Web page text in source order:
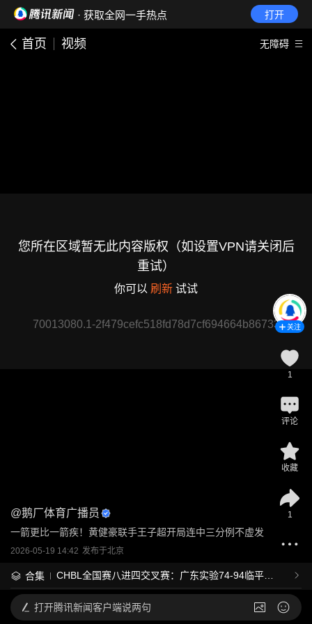
· 获取全网一手热点 打开
首页 视频 无障碍
您所在区域暂无此内容版权（如设置VPN请关闭后
重试）
你可以 刷新 试试
70013080.1-2f479cefc518fd78d7cf694664b86733
@鹅厂体育广播员
一箭更比一箭疾！黄健豪联手王子超开局连中三分例不虚发
2026-05-19 14:42 发布于北京
合集
CHBL全国赛八进四交叉赛：广东实验74-94临平二
高
关注
1
评论
收藏
1
打开腾讯新闻客户端说两句